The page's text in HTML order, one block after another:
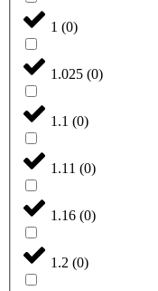
1 (0)
1.025 (0)
1.1 (0)
1.11 (0)
1.16 (0)
1.2 (0)